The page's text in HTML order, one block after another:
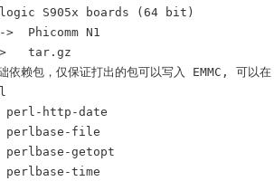
S905x boards (64 bit)
Phicomm N1
>   tar.gz
赖包，仅保证打出的包可以写入 EMMC, 可以
-> Perl
perl-http-date
perlbase-file
perlbase-getopt
perlbase-time